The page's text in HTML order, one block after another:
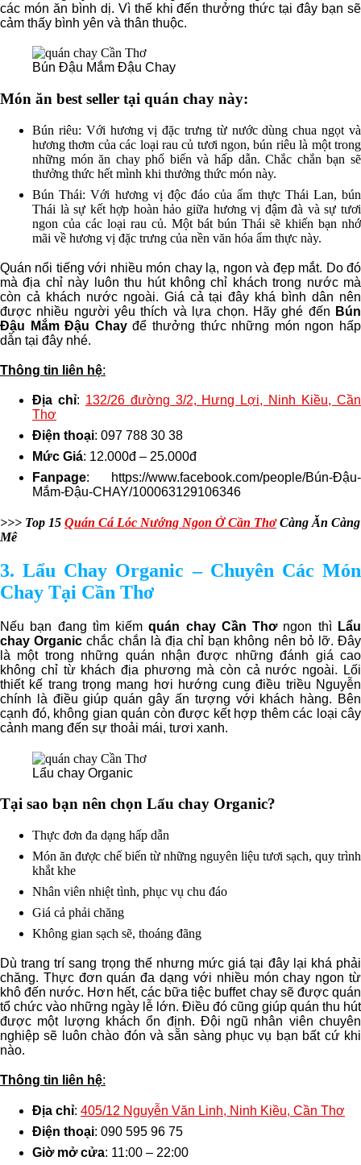
các món ăn bình dị. Vì thế khi đến thưởng thức tại đây bạn sẽ
cảm thấy bình yên và thân thuộc.
Bún Đậu Mắm Đậu Chay
Món ăn best seller tại quán chay này:
Bún riêu: Với hương vị đặc trưng từ nước dùng chua ngọt và
hương thơm của các loại rau củ tươi ngon, bún riêu là một trong
những món ăn chay phổ biến và hấp dẫn. Chắc chắn bạn sẽ
thưởng thức hết mình khi thưởng thức món này.
Bún Thái: Với hương vị độc đáo của ẩm thực Thái Lan, bún
Thái là sự kết hợp hoàn hảo giữa hương vị đậm đà và sự tươi
ngon của các loại rau củ. Một bát bún Thái sẽ khiến bạn nhớ
mãi về hương vị đặc trưng của nền văn hóa ẩm thực này.
Quán nổi tiếng với nhiều món chay lạ, ngon và đẹp mắt. Do đó
mà địa chỉ này luôn thu hút không chỉ khách trong nước mà
còn cả khách nước ngoài. Giá cả tại đây khá bình dân nên
được nhiều người yêu thích và lựa chọn. Hãy ghé đến Bún
Đậu Mắm Đậu Chayđể thưởng thức những món ngon hấp
dẫn tại đây nhé.
Thông tin liên hệ:
Địa chỉ: 132/26 đường 3/2, Hưng Lợi, Ninh Kiều, Cần
Thơ
Điện thoại: 097 788 30 38
Mức Giá: 12.000đ – 25.000đ
Fanpage: https://www.facebook.com/people/Bún-Đậu-
Mắm-Đậu-CHAY/100063129106346
>>> Top 15 Quán Cá Lóc Nướng Ngon Ở Cần ThơCàng Ăn Càng
Mê
3. Lẩu Chay Organic – Chuyên Các Món
Chay Tại Cần Thơ
Nếu bạn đang tìm kiếm quán chay Cần Thơngon thì Lẩu
chay Organic chắc chắn là địa chỉ bạn không nên bỏ lỡ. Đây
là một trong những quán nhận được những đánh giá cao
không chỉ từ khách địa phương mà còn cả nước ngoài. Lối
thiết kế trang trọng mang hơi hướng cung điều triều Nguyễn
chính là điều giúp quán gây ấn tượng với khách hàng. Bên
cạnh đó, không gian quán còn được kết hợp thêm các loại cây
cảnh mang đến sự thoải mái, tươi xanh.
Lẩu chay Organic
Tại sao bạn nên chọn Lẩu chay Organic?
Thực đơn đa dạng hấp dẫn
Món ăn được chế biến từ những nguyên liệu tươi sạch, quy trình
khắt khe
Nhân viên nhiệt tình, phục vụ chu đáo
Giá cả phải chăng
Không gian sạch sẽ, thoáng đãng
Dù trang trí sang trọng thế nhưng mức giá tại đây lại khá phải
chăng. Thực đơn quán đa dạng với nhiều món chay ngon từ
khô đến nước. Hơn hết, các bữa tiệc buffet chay sẽ được quán
tổ chức vào những ngày lễ lớn. Điều đó cũng giúp quán thu hút
được một lượng khách ổn định. Đội ngũ nhân viên chuyên
nghiệp sẽ luôn chào đón và sẵn sàng phục vụ bạn bất cứ khi
nào.
Thông tin liên hệ:
Địa chỉ: 405/12 Nguyễn Văn Linh, Ninh Kiều, Cần Thơ
Điện thoại: 090 595 96 75
Giờ mở cửa: 11:00 – 22:00